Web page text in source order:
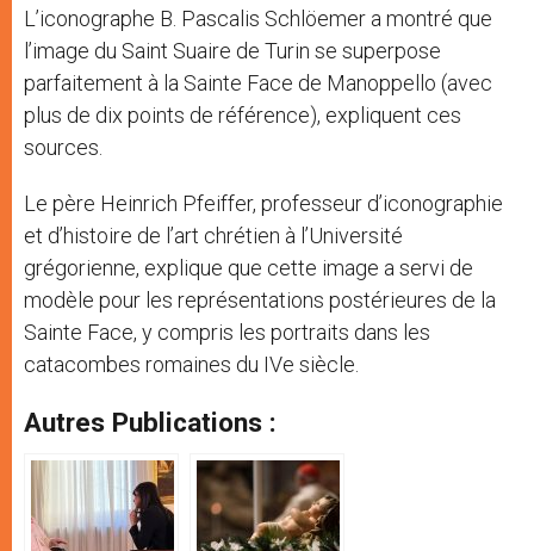
L’iconographe B. Pascalis Schlöemer a montré que
l’image du Saint Suaire de Turin se superpose
parfaitement à la Sainte Face de Manoppello (avec
plus de dix points de référence), expliquent ces
sources.
Le père Heinrich Pfeiffer, professeur d’iconographie
et d’histoire de l’art chrétien à l’Université
grégorienne, explique que cette image a servi de
modèle pour les représentations postérieures de la
Sainte Face, y compris les portraits dans les
catacombes romaines du IVe siècle.
Autres Publications :